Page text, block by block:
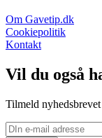
Om Gavetip.dk
Cookiepolitik
Kontakt
Vil du også
Tilmeld